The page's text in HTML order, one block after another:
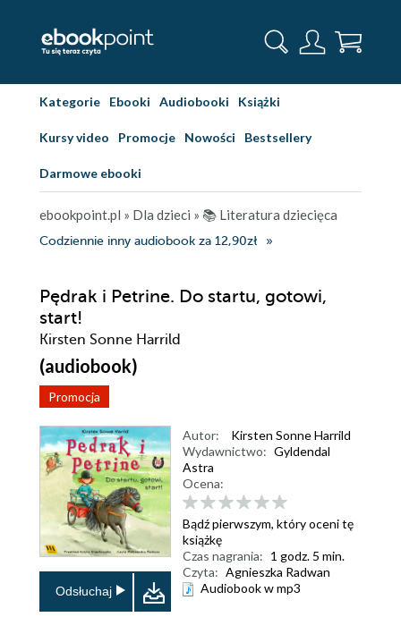
Kategorie Ebooki Audiobooki Książki
Kursy video Promocje Nowości Bestsellery
Darmowe ebooki
ebookpoint.pl » Dla dzieci » 📚 Literatura dziecięca
Codziennie inny audiobook za 12,90zł
Pędrak i Petrine. Do startu, gotowi,
start!
Kirsten Sonne Harrild
(audiobook)
Promocja
Odsłuchaj
Autor:
Kirsten Sonne Harrild
Wydawnictwo: Gyldendal
Astra
Ocena:
Bądź pierwszym, który oceni tę
książkę
Czas nagrania: 1 godz. 5 min.
Czyta: Agnieszka Radwan
Audiobook w mp3